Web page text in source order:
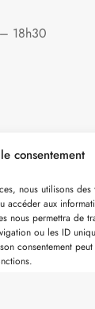
consentement
nous utilisons
accéder aux
nous permettra de
ou les ID
consentement
18h30